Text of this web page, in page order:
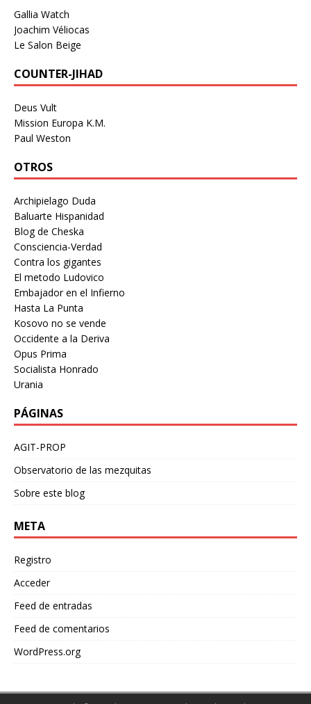
Gallia Watch
Joachim Véliocas
Le Salon Beige
COUNTER-JIHAD
Deus Vult
Mission Europa K.M.
Paul Weston
OTROS
Archipielago Duda
Baluarte Hispanidad
Blog de Cheska
Consciencia-Verdad
Contra los gigantes
El metodo Ludovico
Embajador en el Infierno
Hasta La Punta
Kosovo no se vende
Occidente a la Deriva
Opus Prima
Socialista Honrado
Urania
PÁGINAS
AGIT-PROP
Observatorio de las mezquitas
Sobre este blog
META
Registro
Acceder
Feed de entradas
Feed de comentarios
WordPress.org